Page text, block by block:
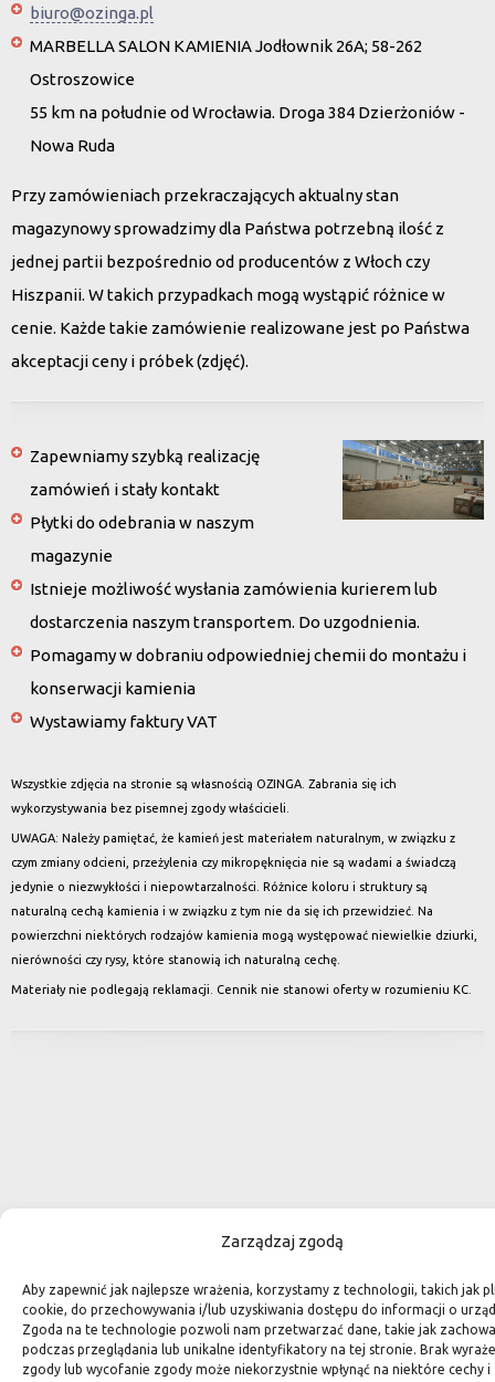
Zarządzaj zgodą
Aby zapewnić jak najlepsze wrażenia, korzystamy z technologii, takich jak
cookie, do przechowywania i/lub uzyskiwania dostępu do informacji o
Zgoda na te technologie pozwoli nam przetwarzać dane, takie jak
podczas przeglądania lub unikalne identyfikatory na tej stronie. Brak
zgody lub wycofanie zgody może niekorzystnie wpłynąć na niektóre cechy i
biuro@ozinga.pl
MARBELLA SALON KAMIENIA Jodłownik 26A; 58-262
Ostroszowice
55 km na południe od Wrocławia. Droga 384 Dzierżoniów -
Nowa Ruda
Przy zamówieniach przekraczających aktualny stan
magazynowy sprowadzimy dla Państwa potrzebną ilość z
jednej partii bezpośrednio od producentów z Włoch czy
Hiszpanii. W takich przypadkach mogą wystąpić różnice w
cenie. Każde takie zamówienie realizowane jest po Państwa
akceptacji ceny i próbek (zdjęć).
Zapewniamy szybką realizację
zamówień i stały kontakt
Płytki do odebrania w naszym
magazynie
Istnieje możliwość wysłania zamówienia kurierem lub
dostarczenia naszym transportem. Do uzgodnienia.
Pomagamy w dobraniu odpowiedniej chemii do montażu i
konserwacji kamienia
Wystawiamy faktury VAT
Wszystkie zdjęcia na stronie są własnością OZINGA. Zabrania się ich
wykorzystywania bez pisemnej zgody właścicieli.
UWAGA: Należy pamiętać, że kamień jest materiałem naturalnym, w związku z
czym zmiany odcieni, przeżylenia czy mikropęknięcia nie są wadami a świadczą
jedynie o niezwykłości i niepowtarzalności. Różnice koloru i struktury są
naturalną cechą kamienia i w związku z tym nie da się ich przewidzieć. Na
powierzchni niektórych rodzajów kamienia mogą występować niewielkie dziurki,
nierówności czy rysy, które stanowią ich naturalną cechę.
Materiały nie podlegają reklamacji. Cennik nie stanowi oferty w rozumieniu KC.